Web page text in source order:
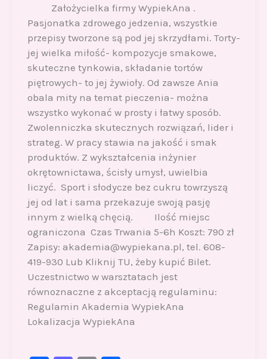
Założycielka firmy WypiekAna .
Pasjonatka zdrowego jedzenia, wszystkie
przepisy tworzone są pod jej skrzydłami. Torty-
jej wielka miłość- kompozycje smakowe,
skuteczne tynkowia, składanie tortów
piętrowych- to jej żywioły. Od zawsze Ania
obala mity na temat pieczenia- można
wszystko wykonać w prosty i łatwy sposób.
Zwolenniczka skutecznych rozwiązań, lider i
strateg. W pracy stawia na jakość i smak
produktów. Z wykształcenia inżynier
okrętownictawa, ścisły umysł, uwielbia
liczyć. Sport i słodycze bez cukru towrzyszą
jej od lat i sama przekazuje swoją pasję
innym z wielką chęcią. Ilość miejsc
ograniczona Czas Trwania 5-6h Koszt: 790 zł
Zapisy: akademia@wypiekana.pl, tel. 608-
419-930 Lub Kliknij TU, żeby kupić Bilet.
Uczestnictwo w warsztatach jest
równoznaczne z akceptacją regulaminu:
Regulamin Akademia WypiekAna
Lokalizacja WypiekAna